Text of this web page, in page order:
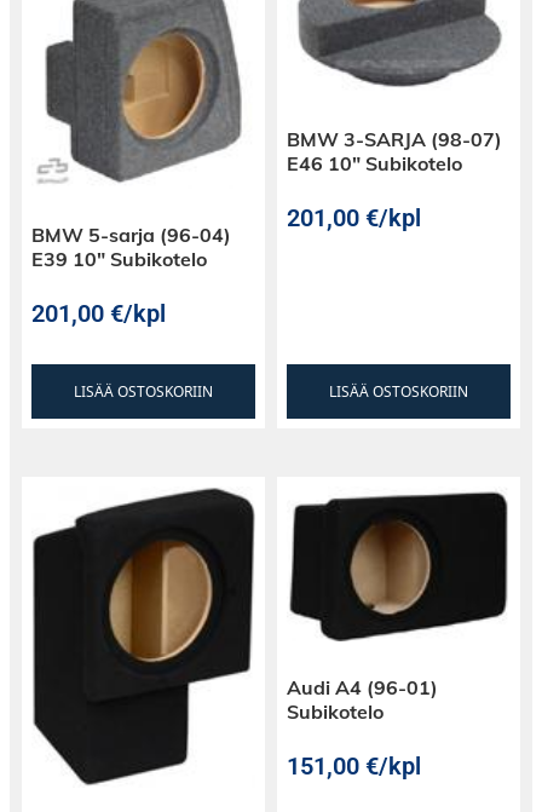
BMW 5-sarja (96-04)
E39 10″ Subikotelo
201,00€/kpl
LISÄÄ OSTOSKORIIN
BMW 3-SARJA (98-07)
E46 10″ Subikotelo
201,00€/kpl
LISÄÄ OSTOSKORIIN
Audi A4 (96-01)
Subikotelo
151,00€/kpl